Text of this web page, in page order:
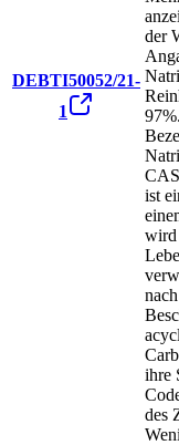
DEBTI50052/21-
1
der
ist
wird
ihre
des